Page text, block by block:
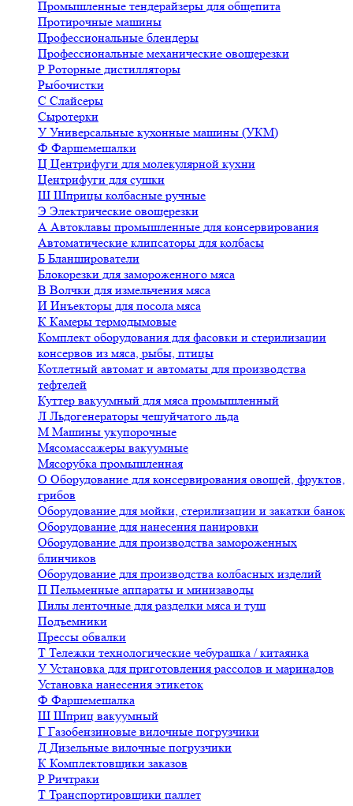
Промышленные тендерайзеры для общепита
Протирочные машины
Профессиональные блендеры
Профессиональные механические овощерезки
Р Роторные дистилляторы
Рыбочистки
С Слайсеры
Сыротерки
У Универсальные кухонные машины (УКМ)
Ф Фаршемешалки
Ц Центрифуги для молекулярной кухни
Центрифуги для сушки
Ш Шприцы колбасные ручные
Э Электрические овощерезки
А Автоклавы промышленные для консервирования
Автоматические клипсаторы для колбасы
Б Бланширователи
Блокорезки для замороженного мяса
В Волчки для измельчения мяса
И Инъекторы для посола мяса
К Камеры термодымовые
Комплект оборудования для фасовки и стерилизации
консервов из мяса, рыбы, птицы
Котлетный автомат и автоматы для производства
тефтелей
Куттер вакуумный для мяса промышленный
Л Льдогенераторы чешуйчатого льда
М Машины укупорочные
Мясомассажеры вакуумные
Мясорубка промышленная
О Оборудование для консервирования овощей, фруктов,
грибов
Оборудование для мойки, стерилизации и закатки банок
Оборудование для нанесения панировки
Оборудование для производства замороженных
блинчиков
Оборудование для производства колбасных изделий
П Пельменные аппараты и минизаводы
Пилы ленточные для разделки мяса и туш
Подъемники
Прессы обвалки
Т Тележки технологические чебурашка / китаянка
У Установка для приготовления рассолов и маринадов
Установка нанесения этикеток
Ф Фаршемешалка
Ш Шприц вакуумный
Г Газобензиновые вилочные погрузчики
Д Дизельные вилочные погрузчики
К Комплектовщики заказов
Р Ричтраки
Т Транспортировщики паллет